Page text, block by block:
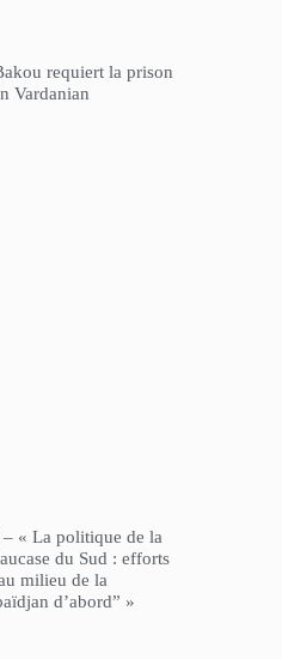
requiert la prison
Vardanian
« La politique de la
du Sud : efforts
milieu de la
d’abord” »